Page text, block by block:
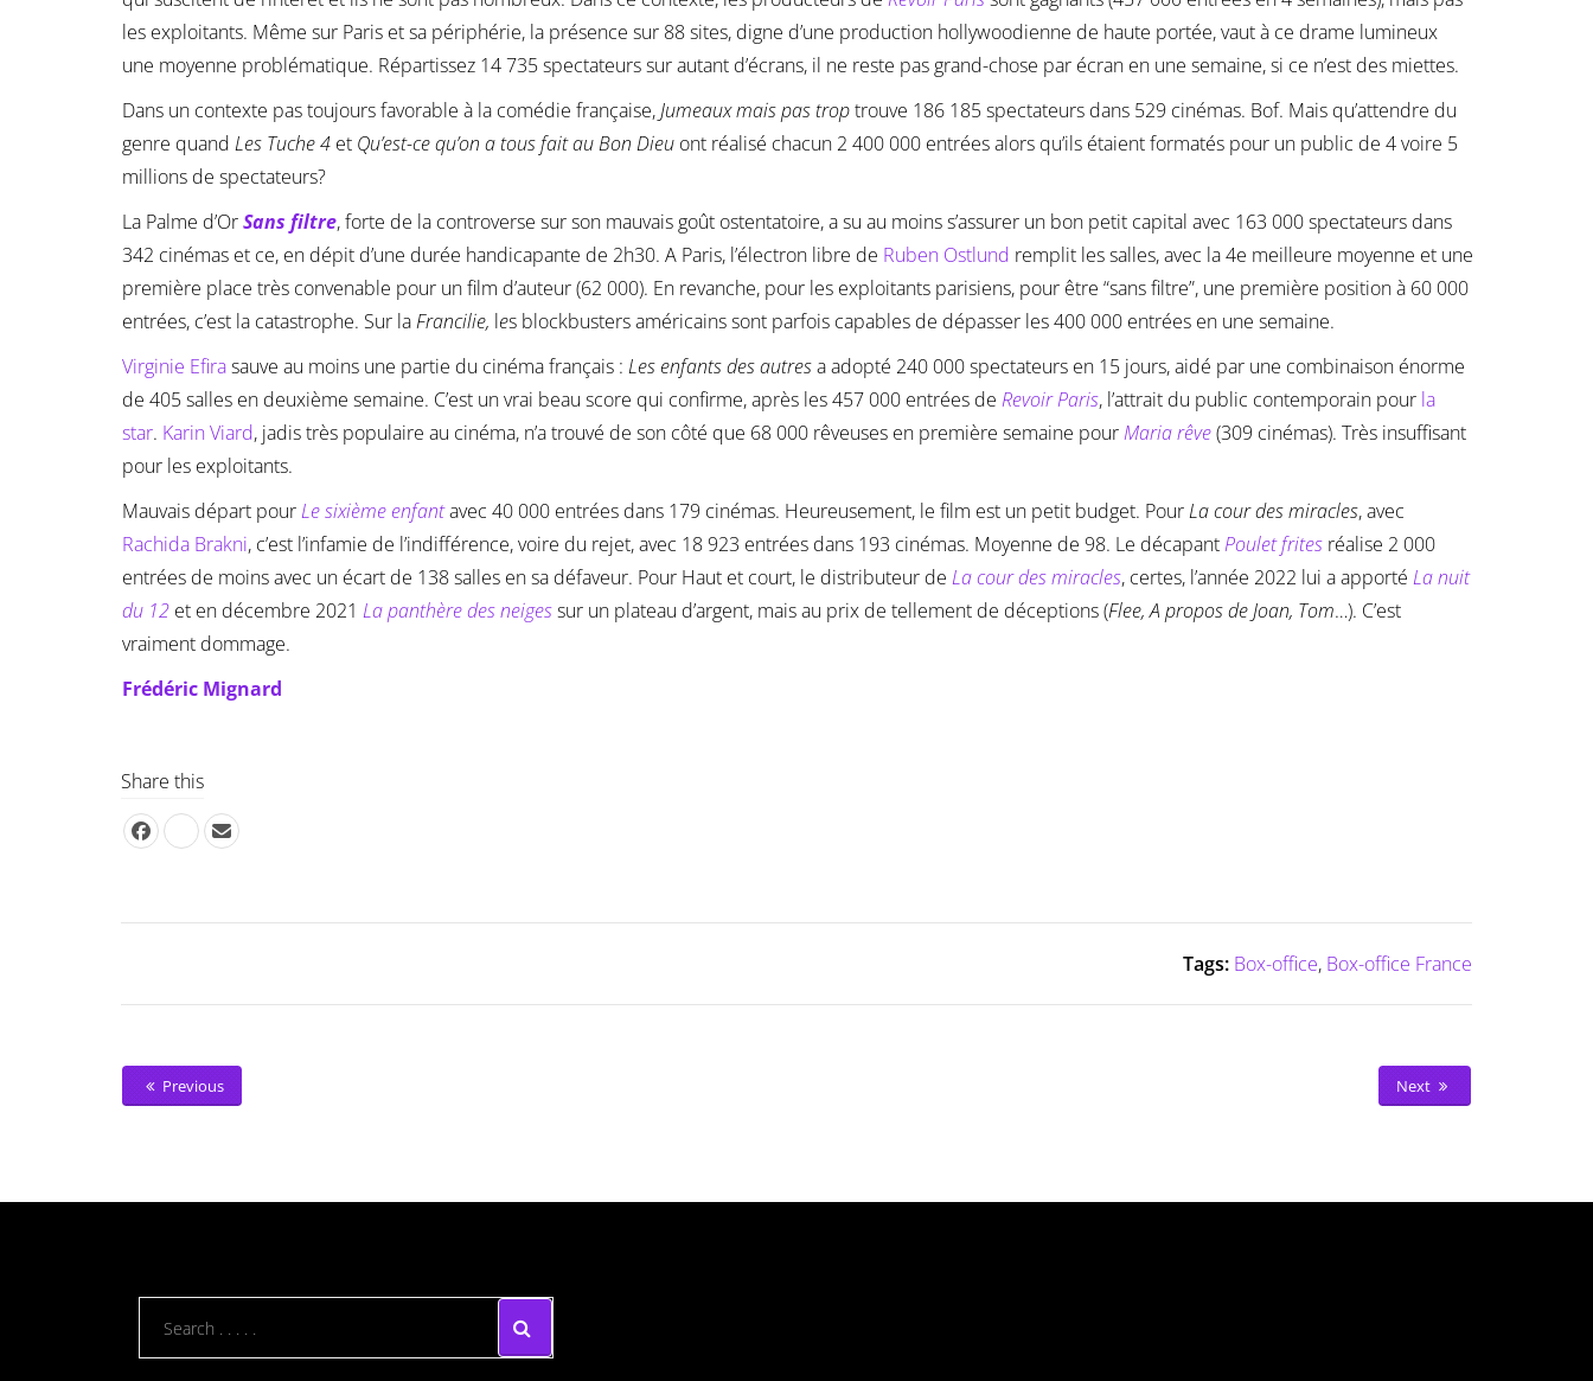
les exploitants. Même sur Paris et sa périphérie, la présence sur 88 sites, digne d’une production hollywoodienne de haute portée, vaut à ce drame lumineux
une moyenne problématique. Répartissez 14 735 spectateurs sur autant d’écrans, il ne reste pas grand-chose par écran en une semaine, si ce n’est des miettes.
Dans un contexte pas toujours favorable à la comédie française,Jumeaux mais pas troptrouve 186 185 spectateurs dans 529 cinémas. Bof. Mais qu’attendre du
genre quand Les Tuche 4et Qu’est-ce qu’on a tous fait au Bon Dieuont réalisé chacun 2 400 000 entrées alors qu’ils étaient formatés pour un public de 4 voire 5
millions de spectateurs?
La Palme d’OrSans filtre, forte de la controverse sur son mauvais goût ostentatoire, a su au moins s’assurer un bon petit capital avec 163 000 spectateurs dans
342 cinémas et ce, en dépit d’une durée handicapante de 2h30. A Paris, l’électron libre de Ruben Ostlund remplit les salles, avec la 4e meilleure moyenne et une
première place très convenable pour un film d’auteur (62 000). En revanche, pour les exploitants parisiens, pour être “sans filtre”, une première position à 60 000
entrées, c’est la catastrophe. Sur laFrancilie, les blockbusters américains sont parfois capables de dépasser les 400 000 entrées en une semaine.
Virginie Efirasauve au moins une partie du cinéma français : Les enfants des autresa adopté 240 000 spectateurs en 15 jours, aidé par une combinaison énorme
de 405 salles en deuxième semaine. C’est un vrai beau score qui confirme, après les 457 000 entrées de Revoir Paris, l’attrait du public contemporain pour la
star. Karin Viard, jadis très populaire au cinéma, n’a trouvé de son côté que 68 000 rêveuses en première semaine pourMaria rêve(309 cinémas). Très insuffisant
pour les exploitants.
Mauvais départ pourLe sixième enfantavec 40 000 entrées dans 179 cinémas. Heureusement, le film est un petit budget. PourLa cour des miracles, avec
Rachida Brakni, c’est l’infamie de l’indifférence, voire du rejet, avec 18 923 entrées dans 193 cinémas. Moyenne de 98. Le décapantPoulet fritesréalise 2 000
entrées de moins avec un écart de 138 salles en sa défaveur. Pour Haut et court, le distributeur de La cour des miracles, certes, l’année 2022 lui a apporté La nuit
du 12et en décembre 2021 La panthère des neigessur un plateau d’argent, mais au prix de tellement de déceptions (Flee, A propos de Joan, Tom…). C’est
vraiment dommage.
Frédéric Mignard
Share this
Tags: Box-office, Box-office France
Previous Next